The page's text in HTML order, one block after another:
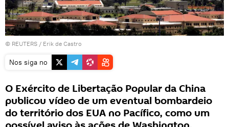
© REUTERS / Erik de Castro
Nos siga no
O Exército de Libertação Popular da China
publicou vídeo de um eventual bombardeio
do território dos EUA no Pacífico, como um